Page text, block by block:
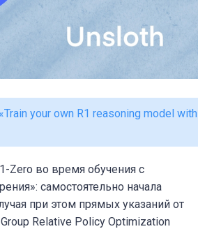
«Train your own R1 reasoning model with
Zero во время обучения с
самостоятельно начала
при этом прямых указаний от
Relative Policy Optimization